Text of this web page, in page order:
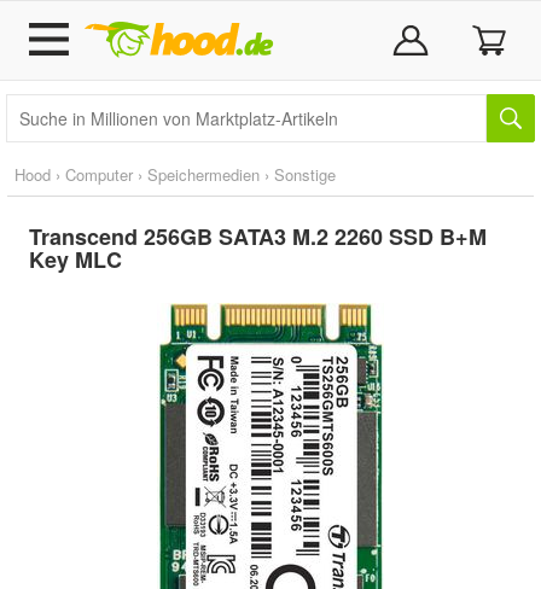
Hood › Computer › Speichermedien › Sonstige
Transcend 256GB SATA3 M.2 2260 SSD B+M
Key MLC